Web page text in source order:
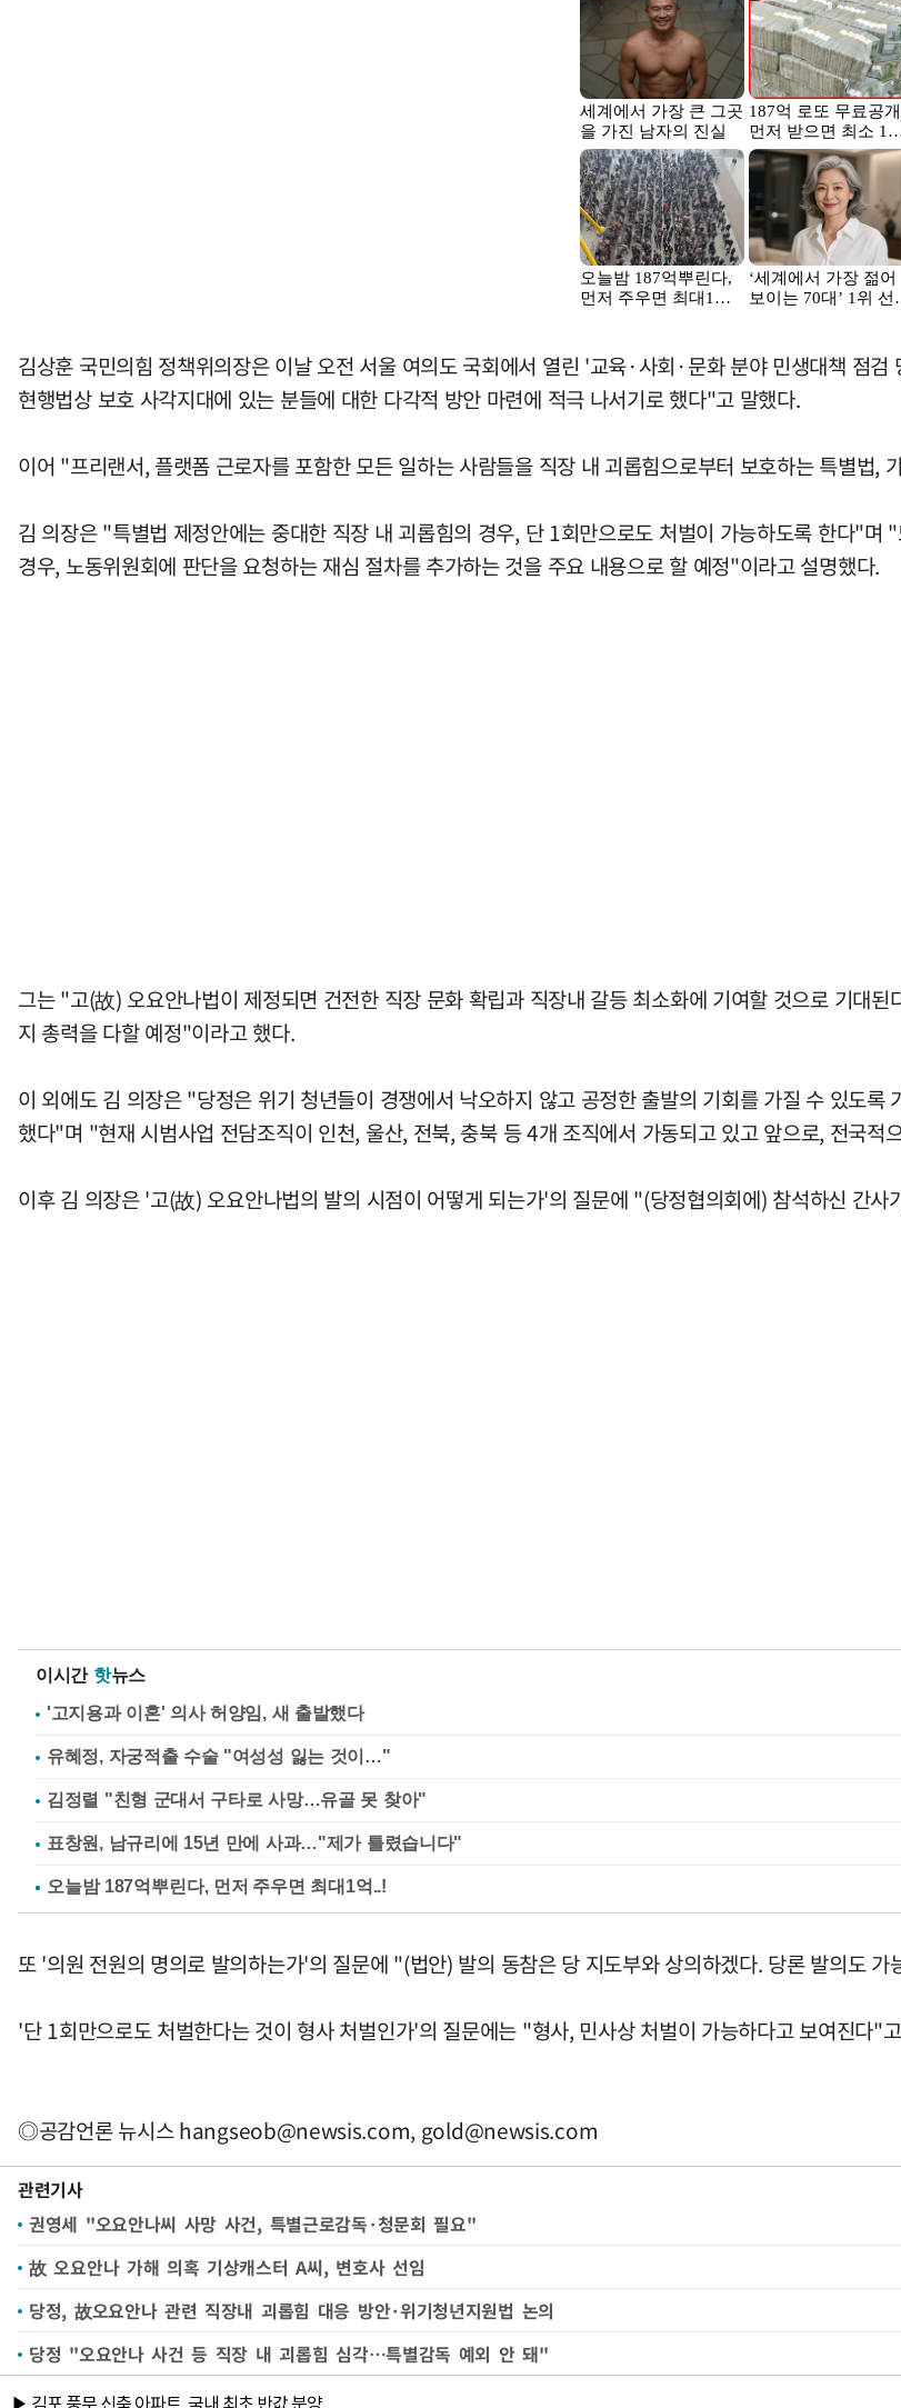
김상훈 국민의힘 정책위의장은 이날 오전 서울 여의도 국회에서 열린 '교육·사회·문화 분야 민생대책 점
현행법상 보호 사각지대에 있는 분들에 대한 다각적 방안 마련에 적극 나서기로 했다"고 말했다.
이어 "프리랜서, 플랫폼 근로자를 포함한 모든 일하는 사람들을 직장 내 괴롭힘으로부터 보호하는 특별법
김 의장은 "특별법 제정안에는 중대한 직장 내 괴롭힘의 경우, 단 1회만으로도 처벌이 가능하도록 한다"
경우, 노동위원회에 판단을 요청하는 재심 절차를 추가하는 것을 주요 내용으로 할 예정"이라고 설명했다.
그는 "고(故) 오요안나법이 제정되면 건전한 직장 문화 확립과 직장내 갈등 최소화에 기여할 것으로 기대
지 총력을 다할 예정"이라고 했다.
이 외에도 김 의장은 "당정은 위기 청년들이 경쟁에서 낙오하지 않고 공정한 출발의 기회를 가질 수 있도
했다"며 "현재 시범사업 전담조직이 인천, 울산, 전북, 충북 등 4개 조직에서 가동되고 있고 앞으로, 전국
이후 김 의장은 '고(故) 오요안나법의 발의 시점이 어떻게 되는가'의 질문에 "(당정협의회에) 참석하신 간
이시간 핫뉴스
'고지용과 이혼' 의사 허양임, 새 출발했다
유혜정, 자궁적출 수술 "여성성 잃는 것이…"
김정렬 "친형 군대서 구타로 사망…유골 못 찾아"
표창원, 남규리에 15년 만에 사과…"제가 틀렸습니다"
또 '의원 전원의 명의로 발의하는가'의 질문에 "(법안) 발의 동참은 당 지도부와 상의하겠다. 당론 발의도
'단 1회만으로도 처벌한다는 것이 형사 처벌인가'의 질문에는 "형사, 민사상 처벌이 가능하다고 보여진다"
◎공감언론 뉴시스hangseob@newsis.com, gold@newsis.com
관련기사
권영세 "오요안나씨 사망 사건, 특별근로감독·청문회 필요"
故 오요안나 가해 의혹 기상캐스터 A씨, 변호사 선임
당정, 故오요안나 관련 직장내 괴롭힘 대응 방안·위기청년지원법 논의
당정 "오요안나 사건 등 직장 내 괴롭힘 심각…특별감독 예외 안 돼"